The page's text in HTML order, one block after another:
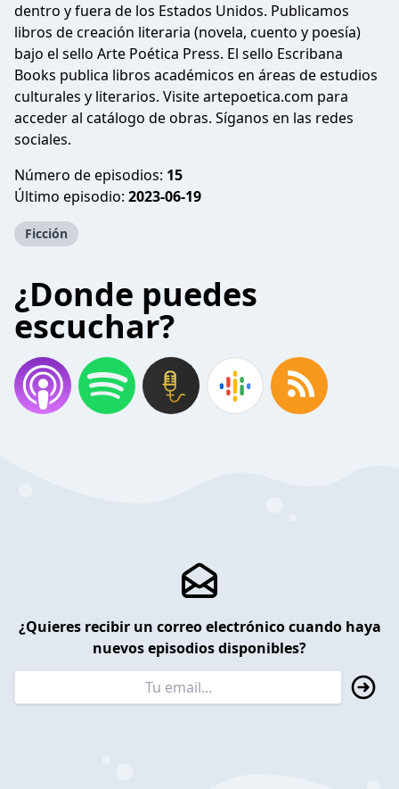
dentro y fuera de los Estados Unidos. Publicamos
libros de creación literaria (novela, cuento y poesía)
bajo el sello Arte Poética Press. El sello Escribana
Books publica libros académicos en áreas de estudios
culturales y literarios. Visite artepoetica.com para
acceder al catálogo de obras. Síganos en las redes
sociales.
Número de episodios: 15
Último episodio: 2023-06-19
Ficción
¿Donde puedes
escuchar?
¿Quieres recibir un correo electrónico cuando haya
nuevos episodios disponibles?